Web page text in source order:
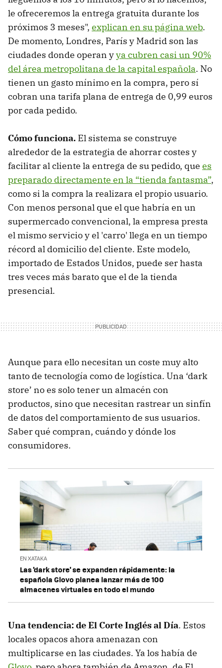
le ofreceremos la entrega gratuita durante los
próximos 3 meses", explican en su página web.
De momento, Londres, París y Madrid son las
ciudades donde operan yya cubren casi un 90%
del área metropolitana de la capital española. No
tienen un gasto mínimo en la compra, pero sí
cobran una tarifa plana de entrega de 0,99 euros
por cada pedido.
Cómo funciona. El sistema se construye
alrededor de la estrategia de ahorrar costes y
facilitar al cliente la entrega de su pedido, que es
preparado directamente en la “tienda fantasma”,
como si la compra la realizara el propio usuario.
Con menos personal que el que habría en un
supermercado convencional, la empresa presta
el mismo servicio y el 'carro' llega en un tiempo
récord al domicilio del cliente. Este modelo,
importado de Estados Unidos, puede ser hasta
tres veces más barato que el de la tienda
presencial.
Aunque para ello necesitan un coste muy alto
tanto de tecnología como de logística. Una ‘dark
store’ no es solo tener un almacén con
productos, sino que necesitan rastrear un sinfín
de datos del comportamiento de sus usuarios.
Saber qué compran, cuándo y dónde los
consumidores.
EN XATAKA
Las 'dark store' se expanden rápidamente: la
española Glovo planea lanzar más de 100
almacenes virtuales en todo el mundo
Una tendencia: de El Corte Inglés al Día. Estos
locales opacos ahora amenazan con
multiplicarse en las ciudades. Ya los había de